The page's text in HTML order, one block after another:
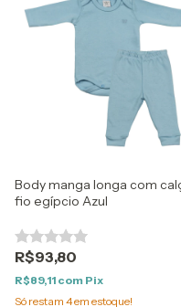
Body manga longa com
fio egípcio Azul
R$93,80
R$89,11 com Pix
Só restam 4em estoque!